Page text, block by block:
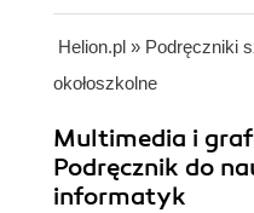
Helion.pl » Podręczniki
okołoszkolne
Multimedia i
Podręcznik do
informatyk